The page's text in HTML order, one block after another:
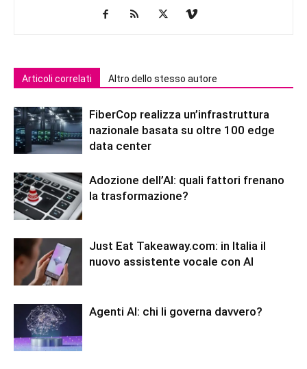
Articoli correlati Altro dello stesso autore
FiberCop realizza un’infrastruttura
nazionale basata su oltre 100 edge
data center
Adozione dell’AI: quali fattori frenano
la trasformazione?
Just Eat Takeaway.com: in Italia il
nuovo assistente vocale con AI
Agenti AI: chi li governa davvero?